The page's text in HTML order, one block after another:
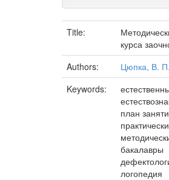
Title:
курса
Authors:
Цюпка, В. П.
Keywords:
план
бакалавры
логопедия